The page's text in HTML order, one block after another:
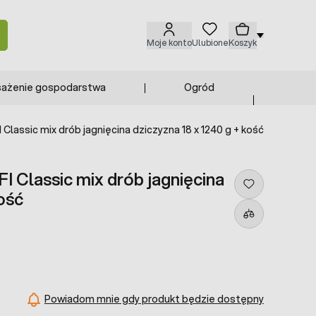
Moje kontoUlubioneKoszyk
gospodarstwa Ogród
mix drób jagnięcina dziczyzna 18 x 1240 g + kość
Classic mix drób jagnięcina
Powiadom mnie gdy produkt będzie dostępny